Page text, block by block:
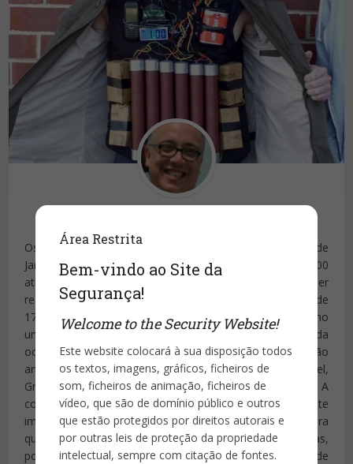
Área Restrita
Bem-vindo ao Site da
Segurança!
Welcome to the Security Website!
Este website colocará à sua disposição todos
os textos, imagens, gráficos, ficheiros de
som, ficheiros de animação, ficheiros de
vídeo, que são de domínio público e outros
que estão protegidos por direitos autorais e
por outras leis de proteção da propriedade
intelectual, sempre com citação de fontes.
Os Jogos Olímpicos de 2016 irão acontecer no Rio de
Janeiro entre 5 e 21 de agosto de 2016, reunirão 10.500
atletas de 206 países. Já as Paralimpíadas vão ser
realizadas de 7 a 18 de setembro, com 4.350 atletas de
179 países. O Brasil está inserido no contexto global como
um país pacífico; contudo ele não está a salvo da
ocorrência de atos terroristas. Na conscientização
antiterrorismo estamos muito atrás de países como Israel,
Grã-Bretanha, Espanha ou Estados Unidos. A
conscientização da população civil é extremamente
importante, tanto para a proteção indivíduos quanto para
que, alertas acerca da maneira de agir dos terroristas,
possam detectar e reportar quaisquer indícios de